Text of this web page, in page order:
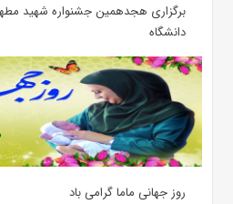
برگزاری هجدهمین جشنواره شهید
دانشگاه
روز جهانی ماما گرامی باد